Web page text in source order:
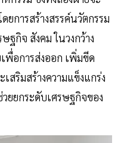
การสร้างสรรค์นวัตกรรม
กิจ สังคม ในวงกว้าง
อการส่งออก เพิ่มขีด
สริมสร้างความแข็งแกร่ง
ยยกระดับเศรษฐกิจของ